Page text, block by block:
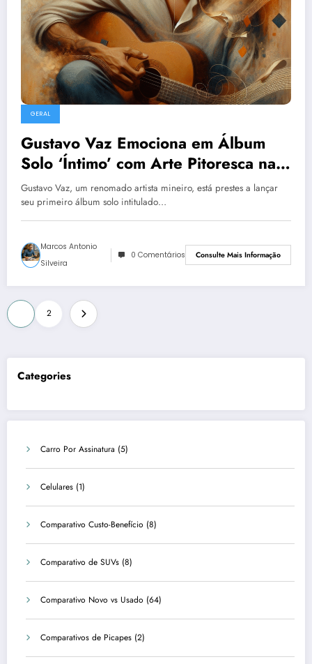
GERAL
Gustavo Vaz Emociona em Álbum
Solo ‘Íntimo’ com Arte Pitoresca na
Capa
Gustavo Vaz, um renomado artista mineiro, está prestes a lançar
seu primeiro álbum solo intitulado…
Marcos Antonio
Silveira
0 Comentários Consulte Mais Informação
Paginação
de
posts
2
Categories
Carro Por Assinatura (5)
Celulares (1)
Comparativo Custo-Benefício (8)
Comparativo de SUVs (8)
Comparativo Novo vs Usado (64)
Comparativos de Picapes (2)